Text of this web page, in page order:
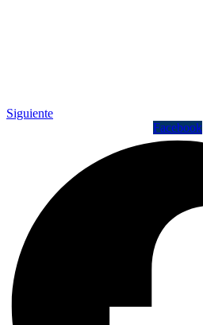
Siguiente
Facebook